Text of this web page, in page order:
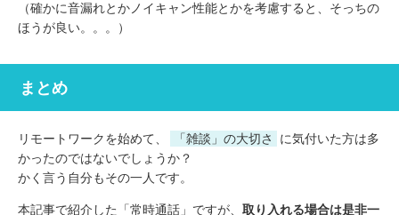
（確かに音漏れとかノイキャン性能とかを考慮すると、そっちの
ほうが良い。。。）
まとめ
リモートワークを始めて、 「雑談」の大切さ
に気付いた方は多
かったのではないでしょうか？
かく言う自分もその一人です。
本記事で紹介した「常時通話」ですが、 取り入れる場合は是非一